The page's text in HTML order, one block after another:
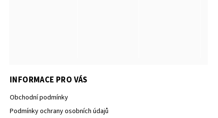
INFORMACE PRO VÁS
Obchodní podmínky
Podmínky ochrany osobních údajů